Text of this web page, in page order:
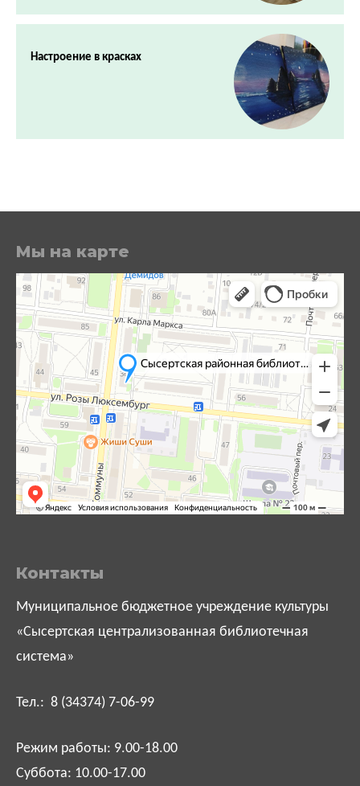
Настроение в красках
Мы на карте
Контакты
Муниципальное бюджетное учреждение культуры
«Сысертская централизованная библиотечная
система»
Тел.: 8 (34374) 7-06-99
Режим работы: 9.00-18.00
Суббота: 10.00-17.00